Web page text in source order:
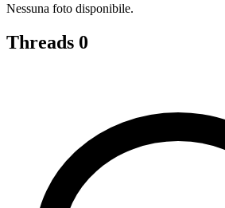
Nessuna foto disponibile.
Threads 0